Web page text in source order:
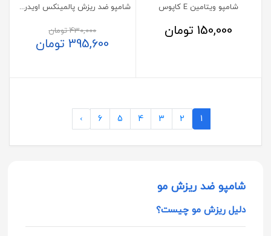
شامپو ویتامین E کاپوس
150,000 تومان
شامپو ضد ریزش پالمینکس اویدرم 250 میلی لیتر
430,000تومان
395,600تومان
1
2
3
4
5
6
›
شامپو ضد ریزش مو
دلیل ریزش مو چیست؟